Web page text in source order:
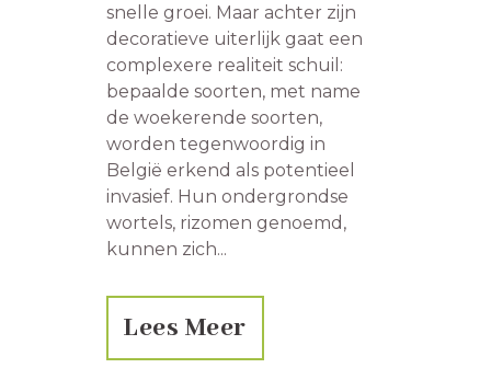
snelle groei. Maar achter zijn
decoratieve uiterlijk gaat een
complexere realiteit schuil:
bepaalde soorten, met name
de woekerende soorten,
worden tegenwoordig in
België erkend als potentieel
invasief. Hun ondergrondse
wortels, rizomen genoemd,
kunnen zich...
Lees Meer